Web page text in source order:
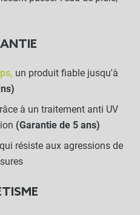
Sandow
€ - +
de rangement
un produit fiable jusqu'à
à un traitement anti UV
(Garantie de 5 ans)
qui résiste aux agressions de